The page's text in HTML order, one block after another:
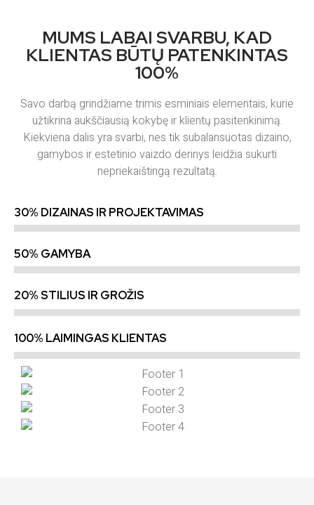
MUMS LABAI SVARBU, KAD
KLIENTAS BŪTŲ PATENKINTAS
100%
Savo darbą grindžiame trimis esminiais elementais, kurie
užtikrina aukščiausią kokybę ir klientų pasitenkinimą.
Kiekviena dalis yra svarbi, nes tik subalansuotas dizaino,
gamybos ir estetinio vaizdo derinys leidžia sukurti
nepriekaištingą rezultatą.
30% DIZAINAS IR PROJEKTAVIMAS
50% GAMYBA
20% STILIUS IR GROŽIS
100% LAIMINGAS KLIENTAS